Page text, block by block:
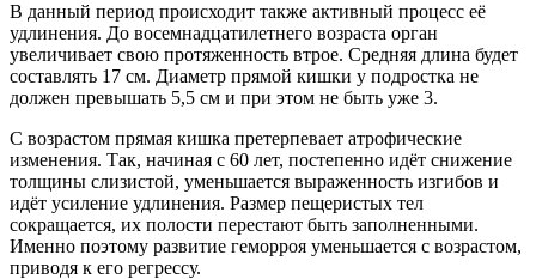
В данный период происходит также активный процесс её
удлинения. До восемнадцатилетнего возраста орган
увеличивает свою протяженность втрое. Средняя длина будет
составлять 17 см. Диаметр прямой кишки у подростка не
должен превышать 5,5 см и при этом не быть уже 3.
С возрастом прямая кишка претерпевает атрофические
изменения. Так, начиная с 60 лет, постепенно идёт снижение
толщины слизистой, уменьшается выраженность изгибов и
идёт усиление удлинения. Размер пещеристых тел
сокращается, их полости перестают быть заполненными.
Именно поэтому развитие геморроя уменьшается с возрастом,
приводя к его регрессу.